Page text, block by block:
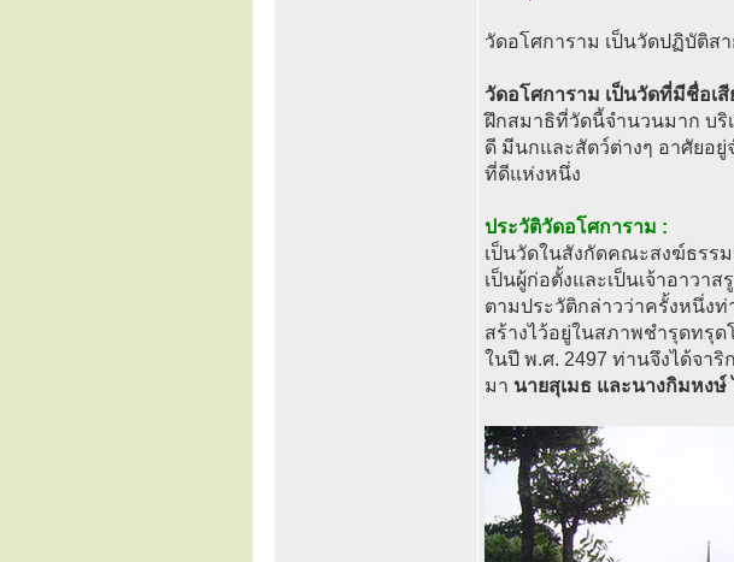
วัดอโศการาม เป็นวัดปฏิบัติ
วัดอโศการาม เป็นวัดที่มีชื่อเ
ฝึกสมาธิที่วัดนี้จำนวนมาก บริ
ดี มีนกและสัตว์ต่างๆ อาศัยอ
ที่ดีแห่งหนึ่ง
ประวัติวัดอโศการาม :
เป็นวัดในสังกัดคณะสงฆ์ธรร
เป็นผู้ก่อตั้งและเป็นเจ้าอาว
ตามประวัติกล่าวว่าครั้งหนึ่ง
สร้างไว้อยู่ในสภาพชำรุดทรุ
ในปี พ.ศ. 2497 ท่านจึงได้จา
มา นายสุเมธ และนางกิมหง